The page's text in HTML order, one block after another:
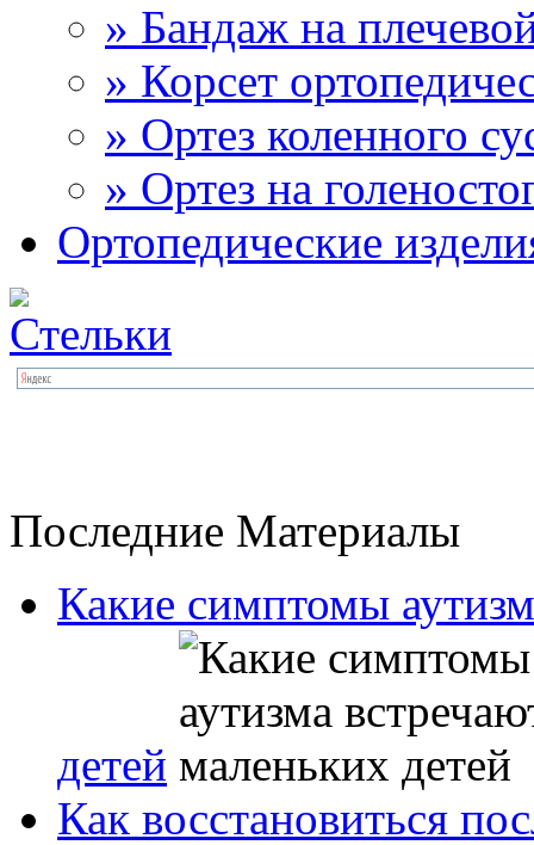
» Бандаж на
» Корсет
» Ортез коленного
» Ортез на
Ортопедические
Последние Материалы
Какие симптомы
детей
Как восстановиться